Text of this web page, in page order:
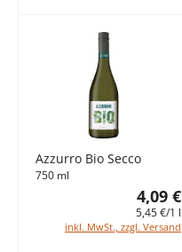
Azzurro Bio Secco
750 ml
4,09 €
5,45 €/1 l
inkl. MwSt., zzgl. Versand